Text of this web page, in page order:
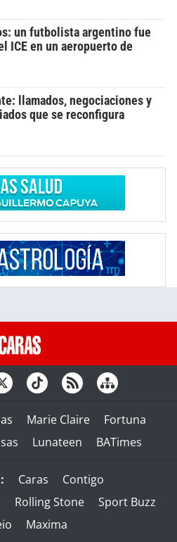
un futbolista argentino fue
ICE en un aeropuerto de
llamados, negociaciones y
que se reconfigura
Marie Claire
Fortuna
Lunateen BATimes
Caras
Contigo
Rolling Stone
Sport Buzz
Maxima